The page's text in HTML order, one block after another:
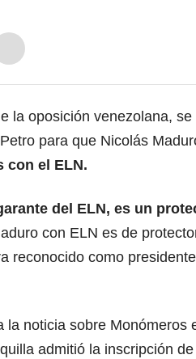
la oposición venezolana, se
para que Nicolás
con el ELN.
del ELN, es un
con ELN es de
reconocido como
la noticia sobre Monómeros
admitió la inscripción